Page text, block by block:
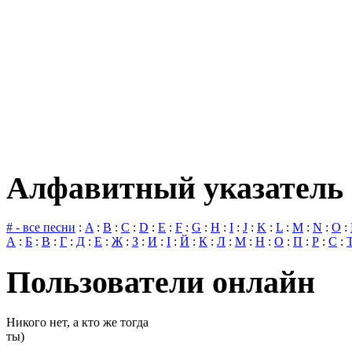
Алфавитный указатель
# - все песни : A: B : C : D : E : F : G : H : I : J : K : L : M : N : O :
А : Б : В : Г : Д : Е : Ж: З : И : І : Й : К : Л : М : Н : О : П : Р : С :
Пользователи онлайн
Никого нет, а кто же тогда
ты)